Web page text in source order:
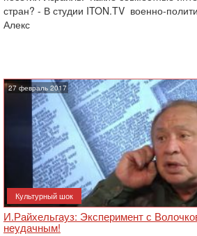
стран? - В студии ITON.TV военно-
Алекс
27 февраль 2017
Культурный шок
И.Райхельгауз: Эксперимент с
неудачным!